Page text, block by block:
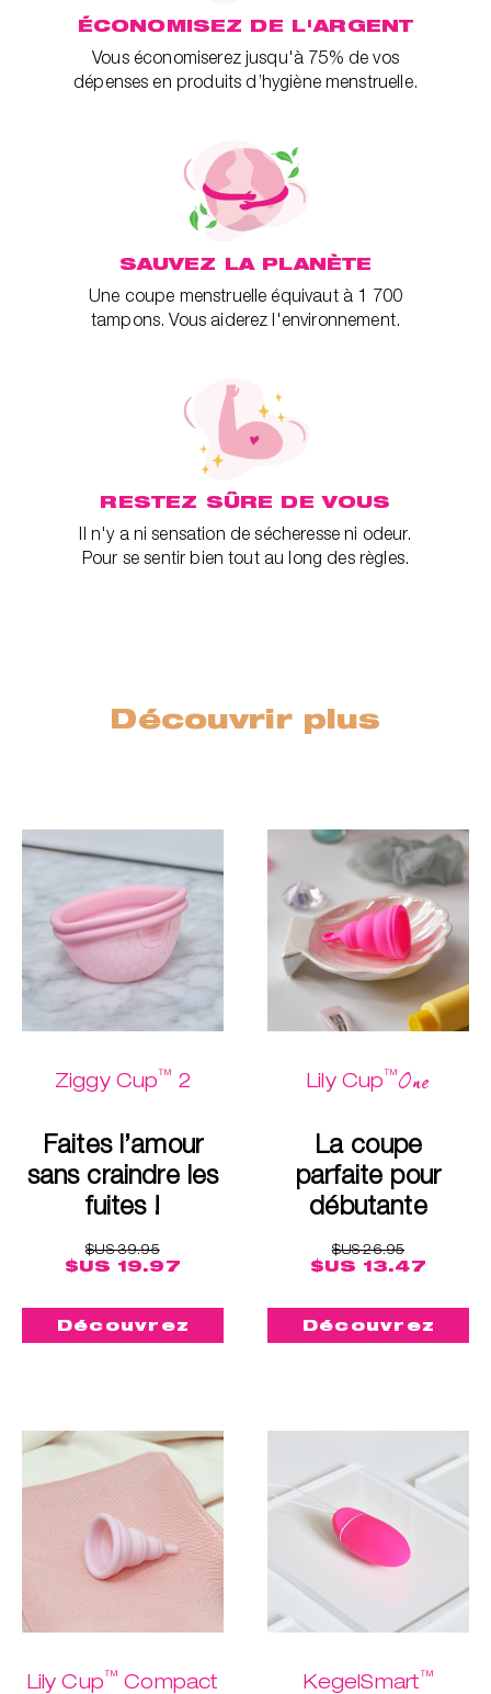
ÉCONOMISEZ DE L'ARGENT
Vous économiserez jusqu'à 75% de vos
dépenses en produits d’hygiène menstruelle.
SAUVEZ LA PLANÈTE
Une coupe menstruelle équivaut à 1 700
tampons. Vous aiderez l'environnement.
RESTEZ SÛRE DE VOUS
Il n'y a ni sensation de sécheresse ni odeur.
Pour se sentir bien tout au long des règles.
Découvrir plus
Ziggy Cup™ 2
Faites l’amour
sans craindre les
fuites !
$US 39.95
$US 19.97
Découvrez
Lily Cup™One
La coupe
parfaite pour
débutante
$US 26.95
$US 13.47
Découvrez
Lily Cup™ Compact KegelSmart™